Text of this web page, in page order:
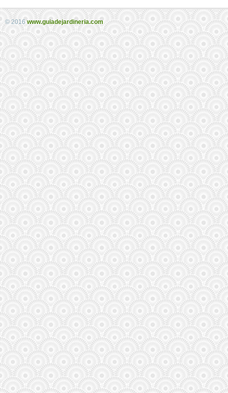
© 2016www.guiadejardineria.com